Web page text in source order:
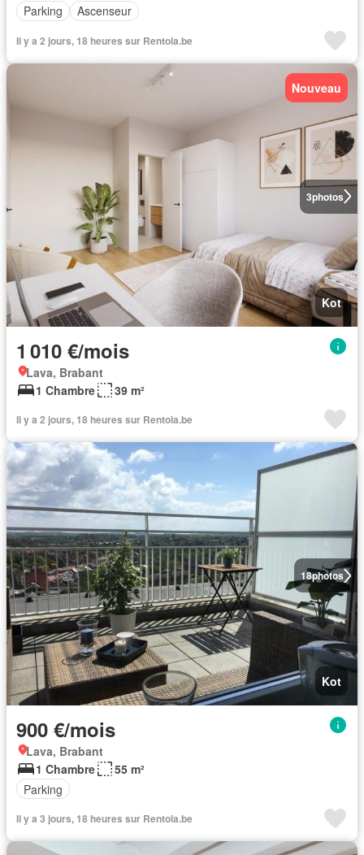
Parking
Ascenseur
Il y a 2 jours, 18 heures sur Rentola.be
3photos
Nouveau
Kot
1 010 €/mois
Lava, Brabant
1 Chambre
39 m²
Il y a 2 jours, 18 heures sur Rentola.be
18photos
Kot
900 €/mois
Lava, Brabant
1 Chambre
55 m²
Parking
Il y a 3 jours, 18 heures sur Rentola.be